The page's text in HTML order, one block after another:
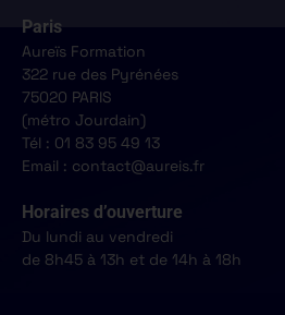
Paris
Aureïs Formation
322 rue des Pyrénées
75020 PARIS
(métro Jourdain)
Tél : 01 83 95 49 13
Email : contact@aureis.fr
Horaires d’ouverture
Du lundi au vendredi
de 8h45 à 13h et de 14h à 18h